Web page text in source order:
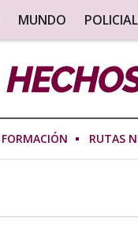
MUNDO
FORMACIÓN RUTAS